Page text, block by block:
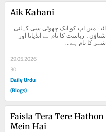
Aik Kahani
سُناؤں۔ ریاست کا نام ہے انڈیانا اور
شہر کا نام ہے...
29.05.2026
30
Daily Urdu
(Blogs)
Faisla Tera Tere Hathon
Mein Hai